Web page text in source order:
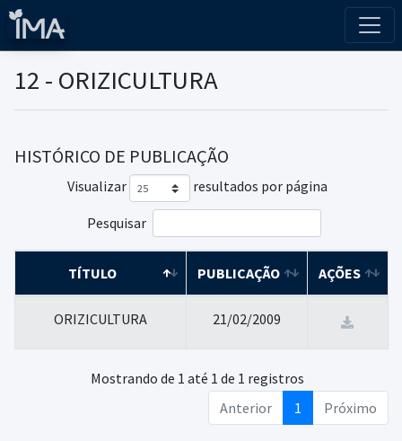
12 - ORIZICULTURA
HISTÓRICO DE PUBLICAÇÃO
Visualizar resultados por página
Pesquisar
TÍTULO PUBLICAÇÃO AÇÕES
ORIZICULTURA 21/02/2009
Mostrando de 1 até 1 de 1 registros
Anterior
1 Próximo